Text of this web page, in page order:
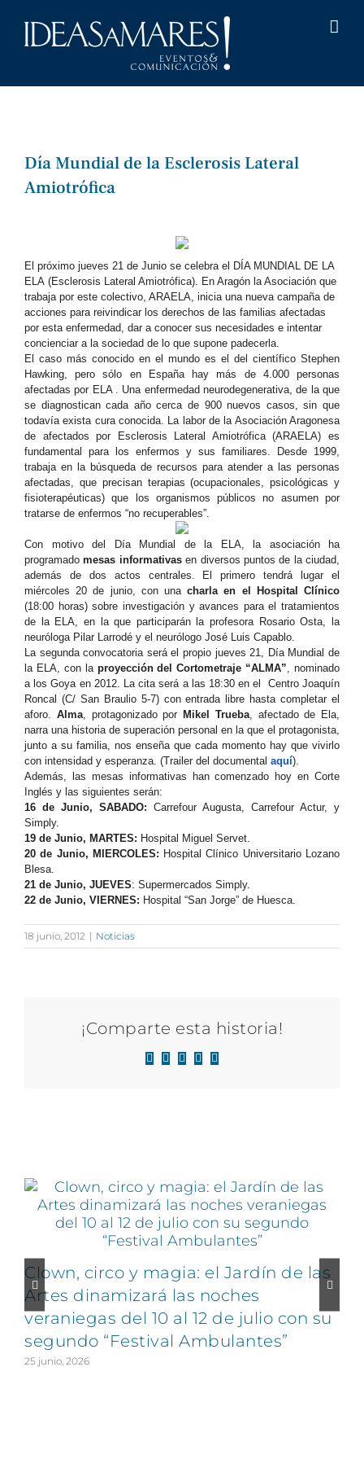
Día Mundial de la Esclerosis Lateral
Amiotrófica
más
grande
El próximo jueves 21 de Junio se celebra el DÍA MUNDIAL DE LA
ELA (Esclerosis Lateral Amiotrófica). En Aragón la Asociación que
trabaja por este colectivo, ARAELA, inicia una nueva campaña de
acciones para reivindicar los derechos de las familias afectadas
por esta enfermedad, dar a conocer sus necesidades e intentar
concienciar a la sociedad de lo que supone padecerla.
El caso más conocido en el mundo es el del científico Stephen
Hawking, pero sólo en España hay más de 4.000 personas
afectadas por ELA . Una enfermedad neurodegenerativa, de la que
se diagnostican cada año cerca de 900 nuevos casos, sin que
todavía exista cura conocida. La labor de la Asociación Aragonesa
de afectados por Esclerosis Lateral Amiotrófica (ARAELA) es
fundamental para los enfermos y sus familiares. Desde 1999,
trabaja en la búsqueda de recursos para atender a las personas
afectadas, que precisan terapias (ocupacionales, psicológicas y
fisioterapéuticas) que los organismos públicos no asumen por
tratarse de enfermos “no recuperables”.
Con motivo del Día Mundial de la ELA, la asociación ha
programadomesas informativasen diversos puntos de la ciudad,
además de dos actos centrales. El primero tendrá lugar el
miércoles 20 de junio, con unacharla en el Hospital Clínico
(18:00 horas) sobre investigación y avances para el tratamientos
de la ELA, en la que participarán la profesora Rosario Osta, la
neuróloga Pilar Larrodé y el neurólogo José Luis Capablo.
La segunda convocatoria será el propio jueves 21, Día Mundial de
la ELA, con la proyeccióndel Cortometraje “ALMA”, nominado
a los Goya en 2012. La cita será a las 18:30 en el Centro Joaquín
Roncal (C/ San Braulio 5-7) con entrada libre hasta completar el
aforo. Alma, protagonizado por Mikel Trueba, afectado de Ela,
narra una historia de superación personal en la que el protagonista,
junto a su familia, nos enseña que cada momento hay que vivirlo
con intensidad y esperanza. (Trailer del documental aquí).
Además, las mesas informativas han comenzado hoy en Corte
Inglés y las siguientes serán:
16 de Junio, SABADO: Carrefour Augusta, Carrefour Actur, y
Simply.
19 de Junio, MARTES: Hospital Miguel Servet.
20 de Junio, MIERCOLES: Hospital Clínico Universitario Lozano
Blesa.
21 de Junio, JUEVES: Supermercados Simply.
22 de Junio, VIERNES: Hospital “San Jorge” de Huesca.
18 junio, 2012 | Noticias
¡Comparte esta historia!
Facebook
X LinkedIn
WhatsApp
Correo
Clown, circo y magia: el Jardín de las
Artes dinamizará las noches
veraniegas del 10 al 12 de julio con su
segundo “Festival Ambulantes”
25 junio, 2026